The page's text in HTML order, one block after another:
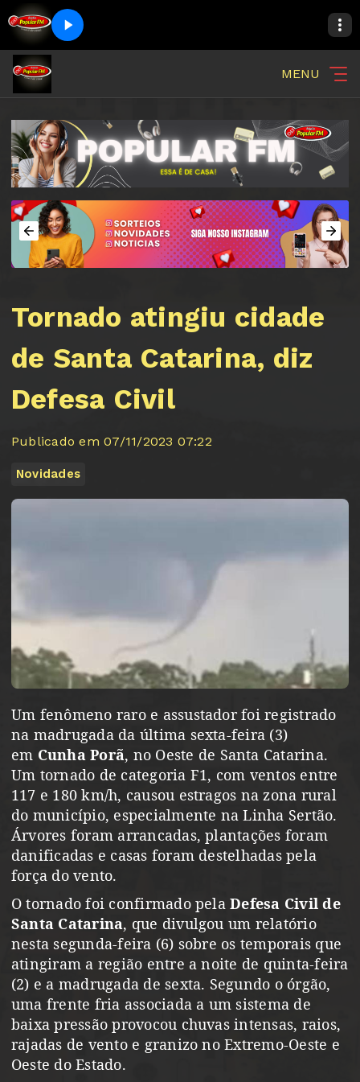
MENU
Tornado atingiu cidade
de Santa Catarina, diz
Defesa Civil
Publicado em 07/11/2023 07:22
Novidades
Um fenômeno raro e assustador foi registrado
na madrugada da última sexta-feira (3)
em Cunha Porã, no Oeste de Santa Catarina.
Um tornado de categoria F1, com ventos entre
117 e 180 km/h, causou estragos na zona rural
do município, especialmente na Linha Sertão.
Árvores foram arrancadas, plantações foram
danificadas e casas foram destelhadas pela
força do vento.
O tornado foi confirmado pelaDefesa Civil de
Santa Catarina, que divulgou um relatório
nesta segunda-feira (6) sobre os temporais que
atingiram a região entre a noite de quinta-feira
(2) e a madrugada de sexta. Segundo o órgão,
uma frente fria associada a um sistema de
baixa pressão provocou chuvas intensas, raios,
rajadas de vento e granizo no Extremo-Oeste e
Oeste do Estado.